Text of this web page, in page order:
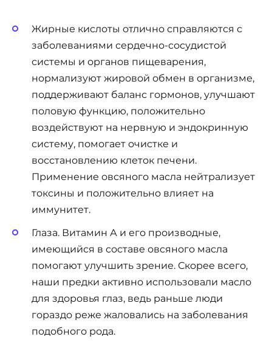
Жирные кислоты отлично справляются с
заболеваниями сердечно-сосудистой
системы и органов пищеварения,
нормализуют жировой обмен в организме,
поддерживают баланс гормонов, улучшают
половую функцию, положительно
воздействуют на нервную и эндокринную
систему, помогает очистке и
восстановлению клеток печени.
Применение овсяного масла нейтрализует
токсины и положительно влияет на
иммунитет.
Глаза. Витамин А и его производные,
имеющийся в составе овсяного масла
помогают улучшить зрение. Скорее всего,
наши предки активно использовали масло
для здоровья глаз, ведь раньше люди
гораздо реже жаловались на заболевания
подобного рода.